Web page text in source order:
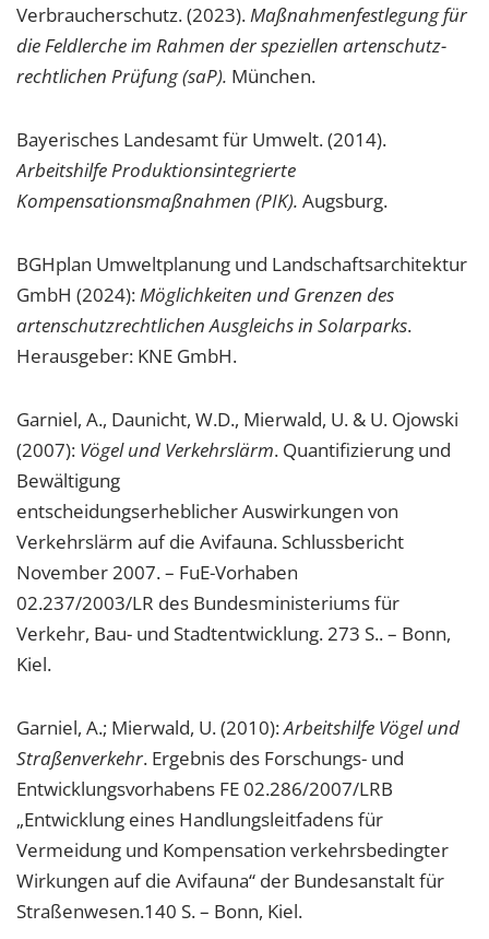
Verbraucherschutz. (2023).Maßnahmenfestlegung für
die Feldlerche im Rahmen der speziellen artenschutz-
rechtlichen Prüfung (saP). München.
Bayerisches Landesamt für Umwelt. (2014).
Arbeitshilfe Produktionsintegrierte
Kompensationsmaßnahmen (PIK). Augsburg.
BGHplan Umweltplanung und Landschaftsarchitektur
GmbH (2024):Möglichkeiten und Grenzen des
artenschutzrechtlichen Ausgleichs in Solarparks.
Herausgeber: KNE GmbH.
Garniel, A., Daunicht, W.D., Mierwald, U. & U. Ojowski
(2007): Vögel und Verkehrslärm. Quantifizierung und
Bewältigung
entscheidungserheblicher Auswirkungen von
Verkehrslärm auf die Avifauna. Schlussbericht
November 2007. – FuE-Vorhaben
02.237/2003/LR des Bundesministeriums für
Verkehr, Bau- und Stadtentwicklung. 273 S.. – Bonn,
Kiel.
Garniel, A.; Mierwald, U. (2010):Arbeitshilfe Vögel und
Straßenverkehr. Ergebnis des Forschungs- und
Entwicklungsvorhabens FE 02.286/2007/LRB
„Entwicklung eines Handlungsleitfadens für
Vermeidung und Kompensation verkehrsbedingter
Wirkungen auf die Avifauna“ der Bundesanstalt für
Straßenwesen.140 S. – Bonn, Kiel.